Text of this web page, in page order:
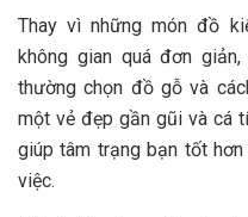
Thay vì những món đồ
không gian quá đơn
thường chọn đồ gỗ và
một vẻ đẹp gần gũi và cá
giúp tâm trạng bạn tốt
việc.